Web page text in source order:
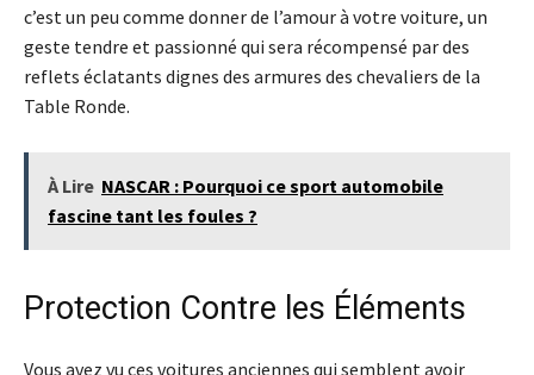
c’est un peu comme donner de l’amour à votre voiture, un
geste tendre et passionné qui sera récompensé par des
reflets éclatants dignes des armures des chevaliers de la
Table Ronde.
À Lire NASCAR : Pourquoi ce sport automobile
fascine tant les foules ?
Protection Contre les Éléments
Vous avez vu ces voitures anciennes qui semblent avoir